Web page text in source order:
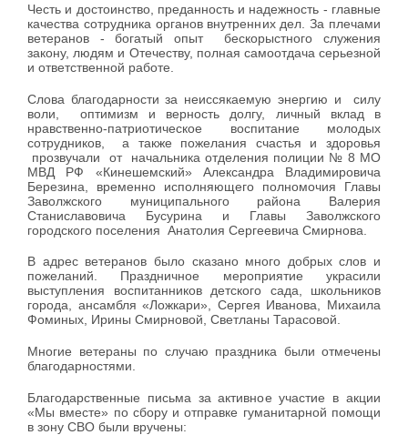
Честь и достоинство, преданность и надежность - главные
качества сотрудника органов внутренних дел. За плечами
ветеранов - богатый опыт бескорыстного служения
закону, людям и Отечеству, полная самоотдача серьезной
и ответственной работе.
Слова благодарности за неиссякаемую энергию и силу
воли, оптимизм и верность долгу, личный вклад в
нравственно-патриотическое воспитание молодых
сотрудников, а также пожелания счастья и здоровья
прозвучали от начальника отделения полиции № 8 МО
МВД РФ «Кинешемский» Александра Владимировича
Березина, временно исполняющего полномочия Главы
Заволжского муниципального района Валерия
Станиславовича Бусурина и Главы Заволжского
городского поселения Анатолия Сергеевича Смирнова.
В адрес ветеранов было сказано много добрых слов и
пожеланий. Праздничное мероприятие украсили
выступления воспитанников детского сада, школьников
города, ансамбля «Ложкари», Сергея Иванова, Михаила
Фоминых, Ирины Смирновой, Светланы Тарасовой.
Многие ветераны по случаю праздника были отмечены
благодарностями.
Благодарственные письма за активное участие в акции
«Мы вместе» по сбору и отправке гуманитарной помощи
в зону СВО были вручены: